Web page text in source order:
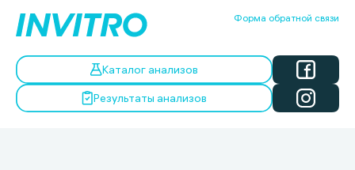
Форма обратной связи
Каталог анализов
Результаты анализов